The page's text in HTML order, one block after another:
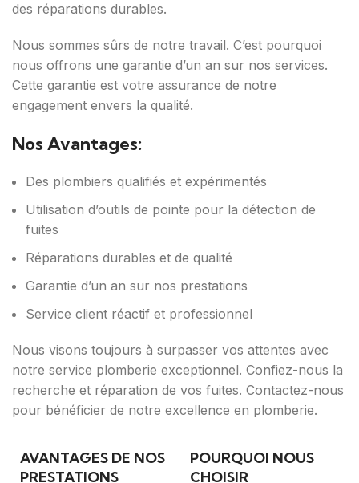
des réparations durables.
Nous sommes sûrs de notre travail. C’est pourquoi
nous offrons une garantie d’un an sur nos services.
Cette garantie est votre assurance de notre
engagement envers la qualité.
Nos Avantages:
Des plombiers qualifiés et expérimentés
Utilisation d’outils de pointe pour la détection de
fuites
Réparations durables et de qualité
Garantie d’un an sur nos prestations
Service client réactif et professionnel
Nous visons toujours à surpasser vos attentes avec
notre service plomberie exceptionnel. Confiez-nous la
recherche et réparation de vos fuites. Contactez-nous
pour bénéficier de notre excellence en plomberie.
AVANTAGES DE NOS
PRESTATIONS
POURQUOI NOUS
CHOISIR